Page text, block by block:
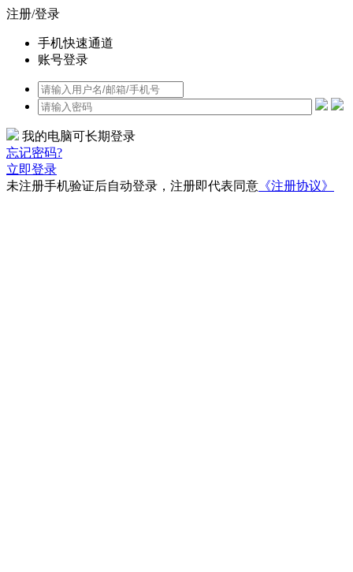
注册/登录
手机快速通道
账号登录
我的电脑可长期登录
忘记密码?
立即登录
未注册手机验证后自动登录，注册即代表同意 《注册协议》